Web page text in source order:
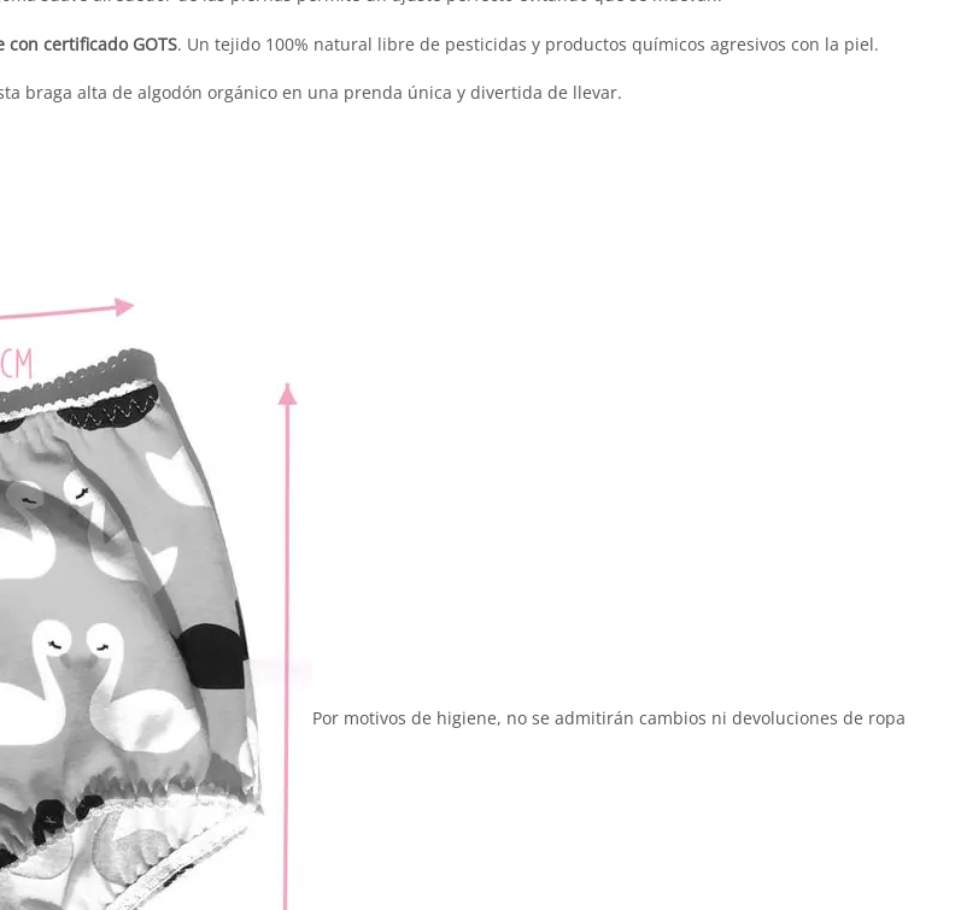
certificado GOTS. Un tejido 100% natural libre de pesticidas y productos químicos agresivos con la piel.
braga alta de algodón orgánico en una prenda única y divertida de llevar.
Por motivos de higiene, no se admitirán cambios ni devoluciones de ropa